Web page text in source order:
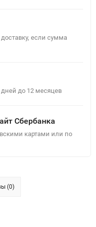
если сумма
дней до 12 месяцев
Сбербанка
картами или по
(0)